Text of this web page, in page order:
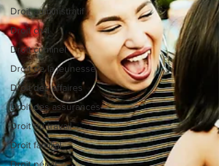
Droit administratif
Droit civil
Droit criminel
Droit de la jeunesse
Droit des affaires
Droit des assurances
Droit du travail
Droit familial